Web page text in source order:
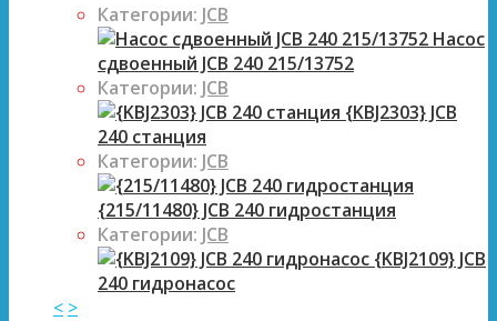
Категории: JCB
Насос
сдвоенный JCB 240 215/13752
Категории: JCB
{KBJ2303} JCB
240 станция
Категории: JCB
{215/11480} JCB 240 гидростанция
Категории: JCB
{KBJ2109} JCB
240 гидронасос
< >